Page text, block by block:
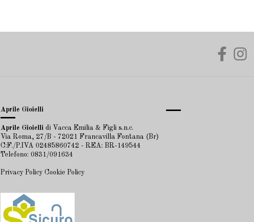
Aprile Gioielli
Aprile Gioielli di Vacca Emilia & Figli s.n.c.
Via Roma, 27/B - 72021 Francavilla Fontana (Br)
C:F./P.IVA 02485860742 - REA: BR-149544
Telefono: 0831/091634
Privacy Policy Cookie Policy